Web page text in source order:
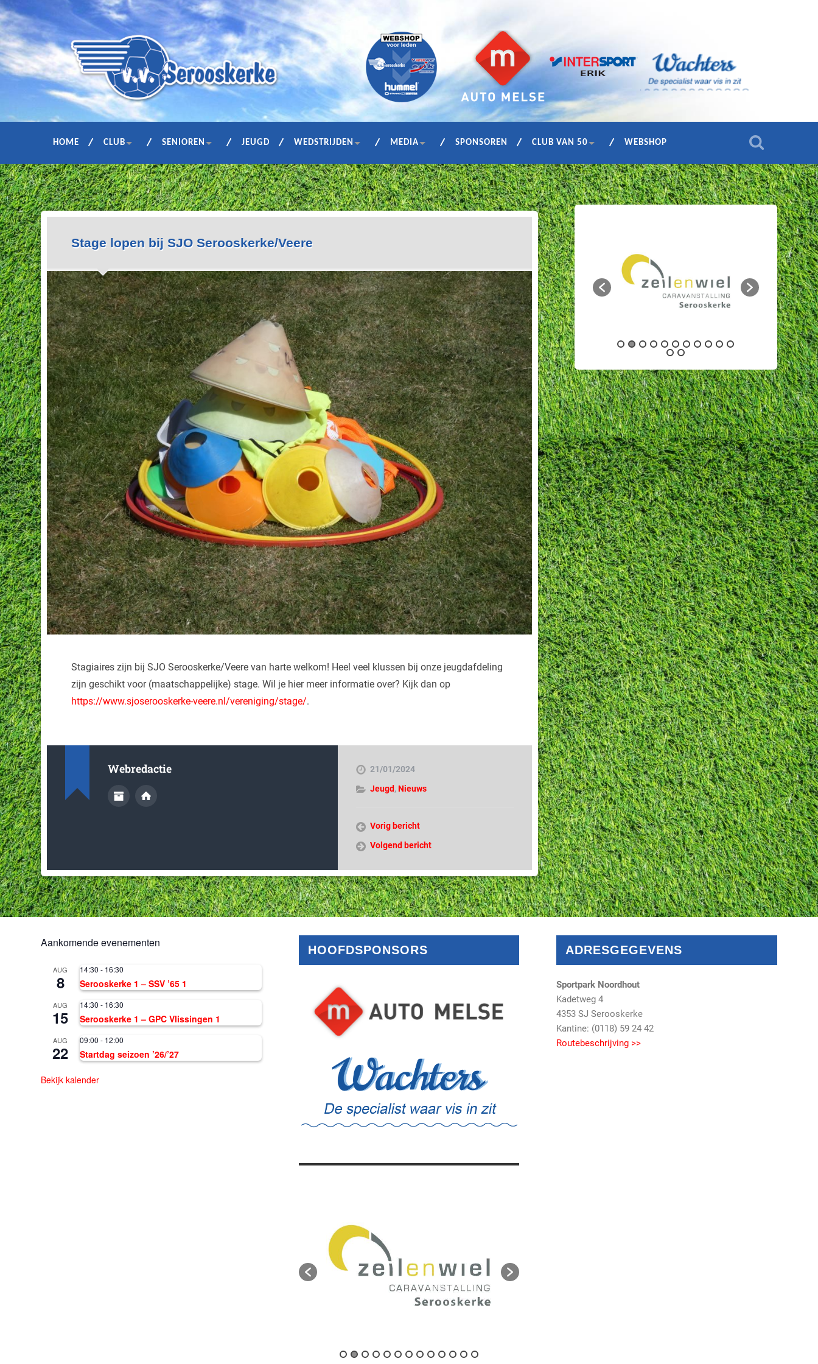
HOME CLUB SENIOREN JEUGD WEDSTRIJDEN MEDIA SPONSOREN CLUB VAN 50 WEBSHOP
Stage lopen bij SJO Serooskerke/Veere
Stagiaires zijn bij SJO Serooskerke/Veere van harte welkom! Heel veel klussen bij onze jeugdafdeling
zijn geschikt voor (maatschappelijke) stage. Wil je hier meer informatie over? Kijk dan op
https://www.sjoserooskerke-veere.nl/vereniging/stage/.
Webredactie
21/01/2024
Jeugd,Nieuws
Vorig bericht
Volgend bericht
Aankomende evenementen
AUG
8
14:30 - 16:30
Serooskerke 1 – SSV ’65 1
AUG
15
14:30 - 16:30
Serooskerke 1 – GPC Vlissingen 1
AUG
22
09:00 - 12:00
Startdag seizoen ’26/’27
Bekijk kalender
HOOFDSPONSORS ADRESGEGEVENS
Sportpark Noordhout
Kadetweg 4
4353 SJ Serooskerke
Kantine: (0118) 59 24 42
Routebeschrijving >>